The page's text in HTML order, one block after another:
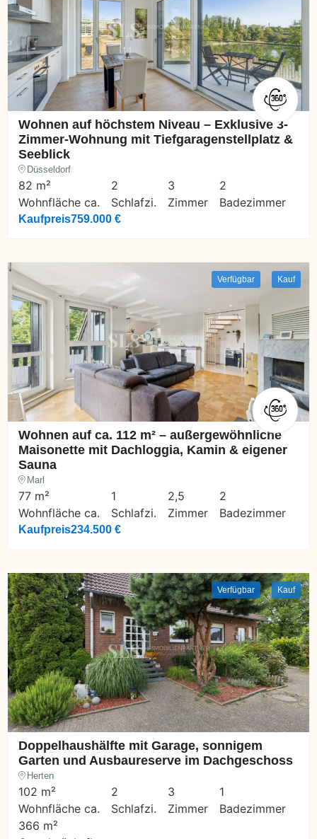
Wohnen auf höchstem Niveau – Exklusive 3-
Zimmer-Wohnung mit Tiefgaragenstellplatz &
Seeblick
Düsseldorf
82 m²
Wohnfläche ca.
2
Schlafzi.
3
Zimmer
2
Badezimmer
Kaufpreis759.000 €
Verfügbar Kauf
Wohnen auf ca. 112 m² – außergewöhnliche
Maisonette mit Dachloggia, Kamin & eigener
Sauna
Marl
77 m²
Wohnfläche ca.
1
Schlafzi.
2,5
Zimmer
2
Badezimmer
Kaufpreis234.500 €
Verfügbar Kauf
Doppelhaushälfte mit Garage, sonnigem
Garten und Ausbaureserve im Dachgeschoss
Herten
102 m²
Wohnfläche ca.
2
Schlafzi.
3
Zimmer
1
Badezimmer
366 m²